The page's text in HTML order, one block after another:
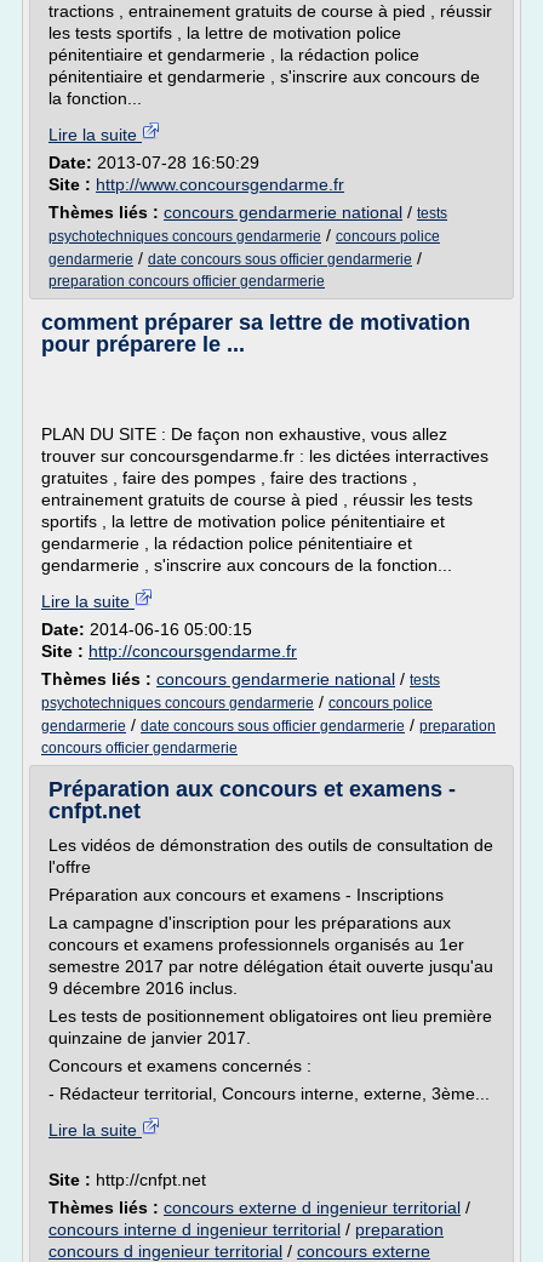
tractions , entrainement gratuits de course à pied , réussir
les tests sportifs , la lettre de motivation police
pénitentiaire et gendarmerie , la rédaction police
pénitentiaire et gendarmerie , s'inscrire aux concours de
la fonction...
Lire la suite
Date: 2013-07-28 16:50:29
Site : http://www.concoursgendarme.fr
Thèmes liés : concours gendarmerie national / tests
psychotechniques concours gendarmerie / concours police
gendarmerie / date concours sous officier gendarmerie /
preparation concours officier gendarmerie
comment préparer sa lettre de motivation
pour préparere le ...
PLAN DU SITE : De façon non exhaustive, vous allez
trouver sur concoursgendarme.fr : les dictées interractives
gratuites , faire des pompes , faire des tractions ,
entrainement gratuits de course à pied , réussir les tests
sportifs , la lettre de motivation police pénitentiaire et
gendarmerie , la rédaction police pénitentiaire et
gendarmerie , s'inscrire aux concours de la fonction...
Lire la suite
Date: 2014-06-16 05:00:15
Site : http://concoursgendarme.fr
Thèmes liés : concours gendarmerie national / tests
psychotechniques concours gendarmerie / concours police
gendarmerie / date concours sous officier gendarmerie / preparation
concours officier gendarmerie
Préparation aux concours et examens -
cnfpt.net
Les vidéos de démonstration des outils de consultation de
l'offre
Préparation aux concours et examens - Inscriptions
La campagne d'inscription pour les préparations aux
concours et examens professionnels organisés au 1er
semestre 2017 par notre délégation était ouverte jusqu'au
9 décembre 2016 inclus.
Les tests de positionnement obligatoires ont lieu première
quinzaine de janvier 2017.
Concours et examens concernés :
- Rédacteur territorial, Concours interne, externe, 3ème...
Lire la suite
Site : http://cnfpt.net
Thèmes liés : concours externe d ingenieur territorial /
concours interne d ingenieur territorial / preparation
concours d ingenieur territorial / concours externe